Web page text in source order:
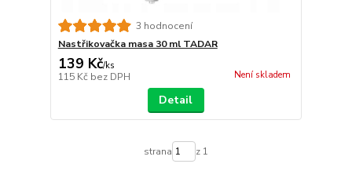
3 hodnocení
Nastřikovačka masa 30 ml TADAR
139 Kč/ks
115 Kč bez DPH Není skladem
Detail
strana z 1